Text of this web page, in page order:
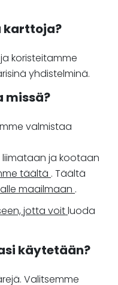
karttoja?
koristeitamme
yhdistelminä.
missä?
valmistaa
liimataan ja kootaan
täältä . Täältä
maailmaan .
jotta voitluoda
käytetään?
Valitsemme